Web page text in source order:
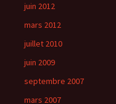
juin 2012
mars 2012
juillet 2010
juin 2009
septembre 2007
mars 2007